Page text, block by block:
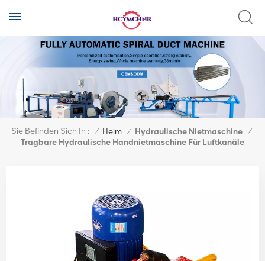
Sie Befinden Sich In : / Heim / Hydraulische Nietmaschine /
Tragbare Hydraulische Handnietmaschine Für Luftkanäle